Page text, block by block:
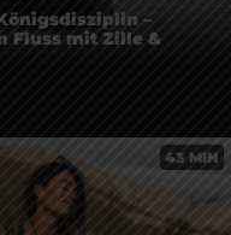
–
Fluss mit Zille &
43 MIN